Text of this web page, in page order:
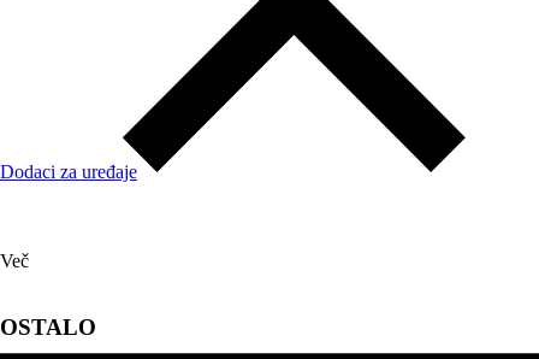
Dodaci za uređaje
OSTALO
Več